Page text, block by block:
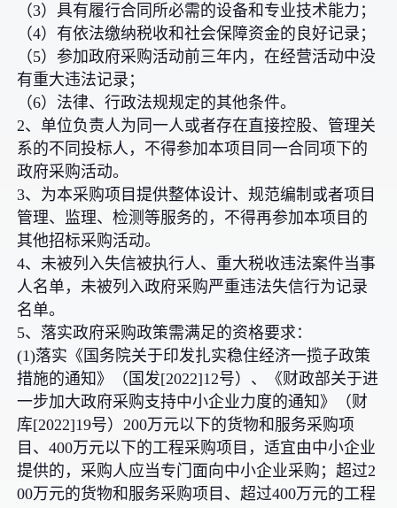
（3）具有履行合同所必需的设备和专业技术能力；
（4）有依法缴纳税收和社会保障资金的良好记录；
（5）参加政府采购活动前三年内，在经营活动中没
有重大违法记录；
（6）法律、行政法规规定的其他条件。
2、单位负责人为同一人或者存在直接控股、管理关
系的不同投标人，不得参加本项目同一合同项下的
政府采购活动。
3、为本采购项目提供整体设计、规范编制或者项目
管理、监理、检测等服务的，不得再参加本项目的
其他招标采购活动。
4、未被列入失信被执行人、重大税收违法案件当事
人名单，未被列入政府采购严重违法失信行为记录
名单。
5、落实政府采购政策需满足的资格要求：
(1)落实《国务院关于印发扎实稳住经济一揽子政策
措施的通知》（国发[2022]12号）、《财政部关于进
一步加大政府采购支持中小企业力度的通知》（财
库[2022]19号）200万元以下的货物和服务采购项
目、400万元以下的工程采购项目，适宜由中小企业
提供的，采购人应当专门面向中小企业采购；超过2
00万元的货物和服务采购项目、超过400万元的工程